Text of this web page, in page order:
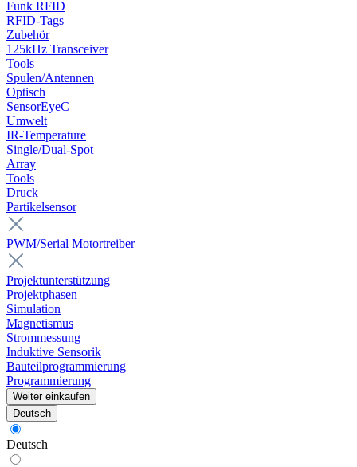
Funk RFID
RFID-Tags
Zubehör
125kHz Transceiver
Tools
Spulen/Antennen
Optisch
SensorEyeC
Umwelt
IR-Temperature
Single/Dual-Spot
Array
Tools
Druck
Partikelsensor
PWM/Serial Motortreiber
Projektunterstützung
Projektphasen
Simulation
Magnetismus
Strommessung
Induktive Sensorik
Bauteilprogrammierung
Programmierung
Weiter einkaufen
Deutsch
Deutsch